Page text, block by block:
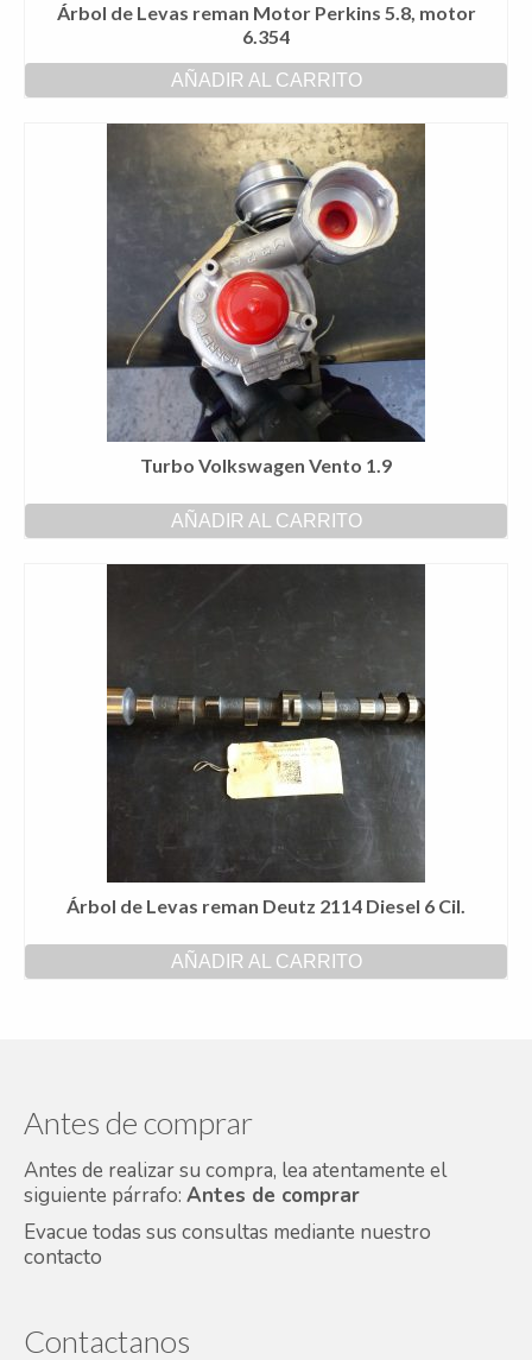
Árbol de Levas reman Motor Perkins 5.8, motor
6.354
AÑADIR AL CARRITO
Turbo Volkswagen Vento 1.9
AÑADIR AL CARRITO
Árbol de Levas reman Deutz 2114 Diesel 6 Cil.
AÑADIR AL CARRITO
Antes de comprar
Antes de realizar su compra, lea atentamente el
siguiente párrafo: Antes de comprar
Evacue todas sus consultas mediante nuestro
contacto
Contactanos